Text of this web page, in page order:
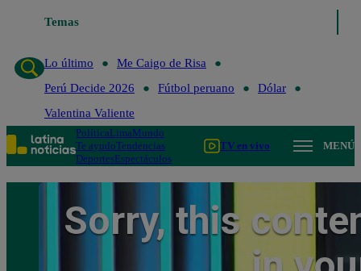
Temas
Lo último Me Caigo de Risa
Lo último
Me Caigo de Risa
Perú Decide 2026
Fútbol peruano
Dólar
Valentina Valiente
PolíticaLimaMundo
Te ayudoTendencias
DeportesEspectáculos
TV en vivo MENÚ